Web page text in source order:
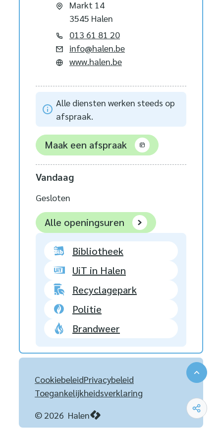
Adres
Markt 14
,3545 Halen
013 61 81 20
E-mail
info@halen.be
Website www.halen.be
Alle diensten werken steeds op
afspraak.
Maak een afspraak
Vandaag
Gesloten
Alle openingsuren Stad Halen
Bibliotheek
UiT in Halen
Recyclagepark
Politie
Brandweer
CookiebeleidPrivacybeleid
Toegankelijkheidsverklaring
© 2026 HalenLCP nv 2026 ©
Naar
Deel